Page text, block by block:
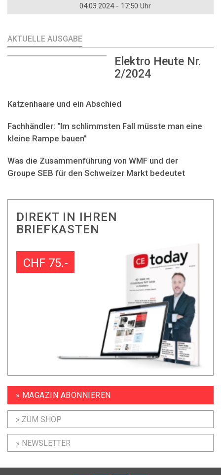
04.03.2024 - 17:50 Uhr
AKTUELLE AUSGABE
Elektro Heute Nr.
2/2024
Katzenhaare und ein Abschied
Fachhändler: "Im schlimmsten Fall müsste man eine
kleine Rampe bauen"
Was die Zusammenführung von WMF und der
Groupe SEB für den Schweizer Markt bedeutet
DIREKT IN IHREN
BRIEFKASTEN
CHF 75.-
» MAGAZIN ABONNIEREN
» ZUM SHOP
» NEWSLETTER